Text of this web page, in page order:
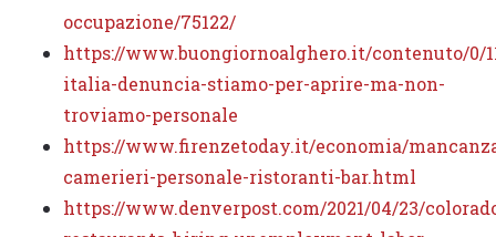
occupazione/75122/
https://www.buongiornoalghero.it/contenuto/0/
italia-denuncia-stiamo-per-aprire-ma-non-
troviamo-personale
https://www.firenzetoday.it/economia/
camerieri-personale-ristoranti-bar.html
https://www.denverpost.com/2021/04/23/